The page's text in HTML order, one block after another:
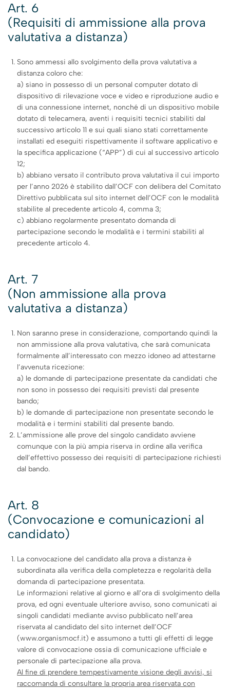
Art. 6
(Requisiti di ammissione alla prova
valutativa a distanza)
Sono ammessi allo svolgimento della prova valutativa a
distanza coloro che:
a) siano in possesso di un personal computer dotato di
dispositivo di rilevazione voce e video e riproduzione audio e
di una connessione internet, nonché di un dispositivo mobile
dotato di telecamera, aventi i requisiti tecnici stabiliti dal
successivo articolo 11 e sui quali siano stati correttamente
installati ed eseguiti rispettivamente il software applicativo e
la specifica applicazione (“APP”) di cui al successivo articolo
12;
b) abbiano versato il contributo prova valutativa il cui importo
per l’anno 2026 è stabilito dall’OCF con delibera del Comitato
Direttivo pubblicata sul sito internet dell’OCF con le modalità
stabilite al precedente articolo 4, comma 3;
c) abbiano regolarmente presentato domanda di
partecipazione secondo le modalità e i termini stabiliti al
precedente articolo 4.
Art. 7
(Non ammissione alla prova
valutativa a distanza)
Non saranno prese in considerazione, comportando quindi la
non ammissione alla prova valutativa, che sarà comunicata
formalmente all’interessato con mezzo idoneo ad attestarne
l’avvenuta ricezione:
a) le domande di partecipazione presentate da candidati che
non sono in possesso dei requisiti previsti dal presente
bando;
b) le domande di partecipazione non presentate secondo le
modalità e i termini stabiliti dal presente bando.
L’ammissione alle prove del singolo candidato avviene
comunque con la più ampia riserva in ordine alla verifica
dell’effettivo possesso dei requisiti di partecipazione richiesti
dal bando.
Art. 8
(Convocazione e comunicazioni al
candidato)
La convocazione del candidato alla prova a distanza è
subordinata alla verifica della completezza e regolarità della
domanda di partecipazione presentata.
Le informazioni relative al giorno e all’ora di svolgimento della
prova, ed ogni eventuale ulteriore avviso, sono comunicati ai
singoli candidati mediante avviso pubblicato nell’area
riservata al candidato del sito internet dell’OCF
(www.organismocf.it) e assumono a tutti gli effetti di legge
valore di convocazione ossia di comunicazione ufficiale e
personale di partecipazione alla prova.
Al fine di prendere tempestivamente visione degli avvisi, si
raccomanda di consultare la propria area riservata con